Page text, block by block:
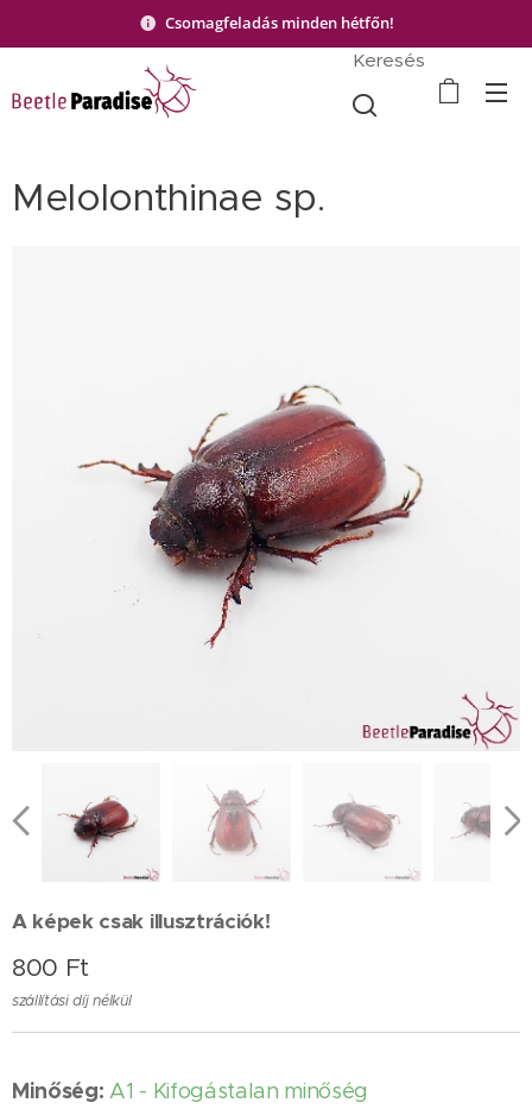
Csomagfeladás minden hétfőn!
Keresés
Melolonthinae sp.
A képek csak illusztrációk!
800 Ft
szállítási díj nélkül
Minőség: A1 - Kifogástalan minőség